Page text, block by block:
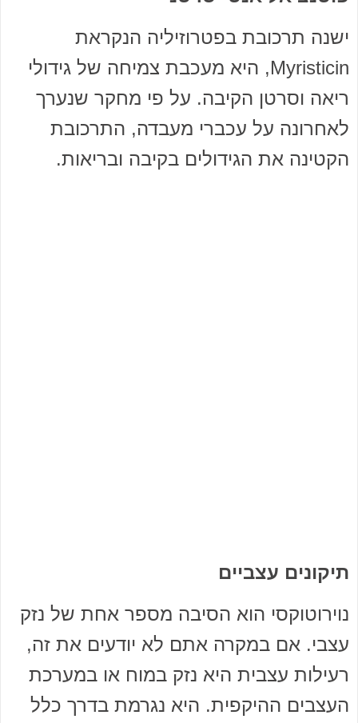
ישנה תרכובת בפטרוזיליה הנקראת
Myristicin, היא מעכבת צמיחה של גידולי
ריאה וסרטן הקיבה. על פי מחקר שנערך
לאחרונה על עכברי מעבדה, התרכובת
הקטינה את הגידולים בקיבה ובריאות.
תיקונים עצביים
נוירוטוקסי הוא הסיבה מספר אחת של נזק
עצבי. אם במקרה אתם לא יודעים את זה,
רעילות עצבית היא נזק במוח או במערכת
העצבים ההיקפית. היא נגרמת בדרך כלל